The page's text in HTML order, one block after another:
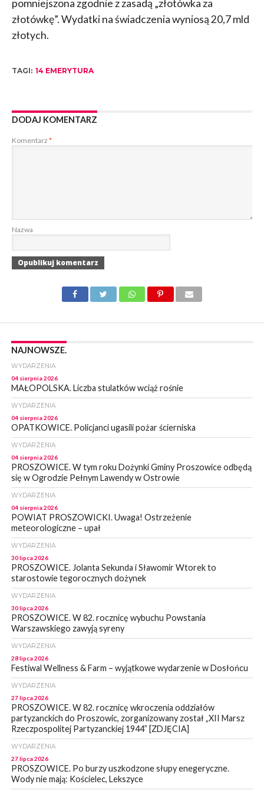
pomniejszona zgodnie z zasadą „złotówka za
złotówkę”. Wydatki na świadczenia wyniosą 20,7 mld
złotych.
TAGI: 14 EMERYTURA
DODAJ KOMENTARZ
Komentarz *
Nazwa
NAJNOWSZE.
WYDARZENIA
04 sierpnia 2026
MAŁOPOLSKA. Liczba stulatków wciąż rośnie
WYDARZENIA
04 sierpnia 2026
OPATKOWICE. Policjanci ugasili pożar ścierniska
WYDARZENIA
04 sierpnia 2026
PROSZOWICE. W tym roku Dożynki Gminy Proszowice odbędą
się w Ogrodzie Pełnym Lawendy w Ostrowie
WYDARZENIA
04 sierpnia 2026
POWIAT PROSZOWICKI. Uwaga! Ostrzeżenie
meteorologiczne – upał
WYDARZENIA
30 lipca 2026
PROSZOWICE. Jolanta Sekunda i Sławomir Wtorek to
starostowie tegorocznych dożynek
WYDARZENIA
30 lipca 2026
PROSZOWICE. W 82. rocznicę wybuchu Powstania
Warszawskiego zawyją syreny
WYDARZENIA
28 lipca 2026
Festiwal Wellness & Farm – wyjątkowe wydarzenie w Dosłońcu
WYDARZENIA
27 lipca 2026
PROSZOWICE. W 82. rocznicę wkroczenia oddziałów
partyzanckich do Proszowic, zorganizowany został „XII Marsz
Rzeczpospolitej Partyzanckiej 1944” [ZDJĘCIA]
WYDARZENIA
27 lipca 2026
PROSZOWICE. Po burzy uszkodzone słupy enegeryczne.
Wody nie mają: Kościelec, Lekszyce